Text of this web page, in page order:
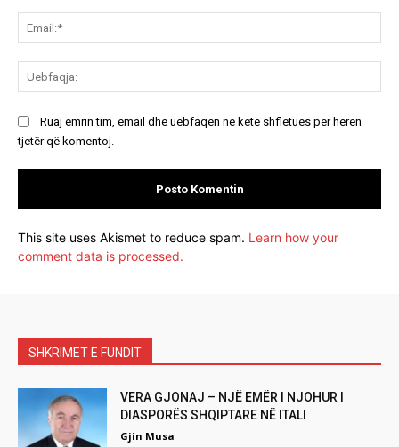
Ruaj emrin tim, email dhe uebfaqen në këtë shfletues për herën
tjetër që komentoj.
This site uses Akismet to reduce spam. Learn how your
comment data is processed.
SHKRIMET E FUNDIT
VERA GJONAJ – NJË EMËR I NJOHUR I
DIASPORËS SHQIPTARE NË ITALI
Gjin Musa